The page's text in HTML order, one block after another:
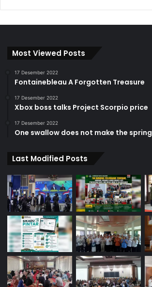
Most Viewed Posts
17 Desember 2022
Fontainebleau A Forgotten Treasure
17 Desember 2022
Xbox boss talks Project Scorpio price
17 Desember 2022
One swallow does not make the spring
Last Modified Posts